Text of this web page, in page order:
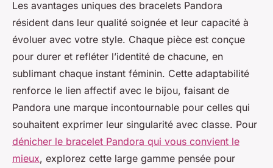
Les avantages uniques des bracelets Pandora
résident dans leur qualité soignée et leur capacité à
évoluer avec votre style. Chaque pièce est conçue
pour durer et refléter l’identité de chacune, en
sublimant chaque instant féminin. Cette adaptabilité
renforce le lien affectif avec le bijou, faisant de
Pandora une marque incontournable pour celles qui
souhaitent exprimer leur singularité avec classe. Pour
dénicher le bracelet Pandora qui vous convient le
mieux, explorez cette large gamme pensée pour